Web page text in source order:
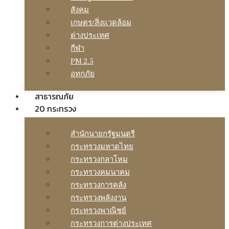
สังคม
เกษตร/สิ่งแวดล้อม
ต่างประเทศ
กีฬา
PM 2.5
อุทกภัย
สาธารณภัย
20 กระทรวง
สํานักนายกรัฐมนตรี
กระทรวงมหาดไทย
กระทรวงกลาโหม
กระทรวงคมนาคม
กระทรวงการคลัง
กระทรวงพลังงาน
กระทรวงพาณิชย์
กระทรวงการต่างประเทศ